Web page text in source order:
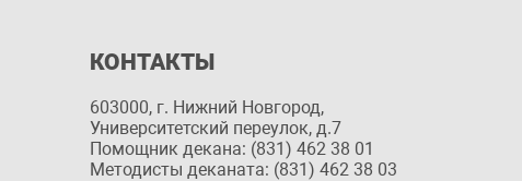
КОНТАКТЫ
603000, г. Нижний Новгород,
Университетский переулок, д.7
Помощник декана: (831) 462 38 01
Методисты деканата: (831) 462 38 03